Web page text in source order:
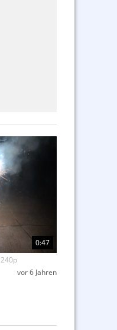
0:47
240p
vor 6 Jahren